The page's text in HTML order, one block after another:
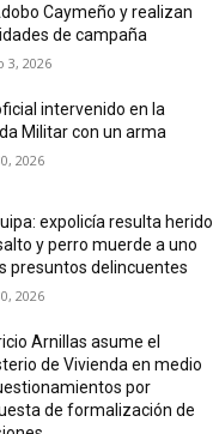
Caymeño y realizan
de campaña
3, 2026
intervenido en la
Militar con un arma
2026
expolicía resulta herido
y perro muerde a uno
presuntos delincuentes
2026
Arnillas asume el
de Vivienda en medio
por
de formalización de